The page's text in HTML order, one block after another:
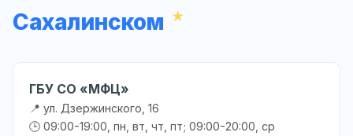
Сахалинском
ГБУ СО «МФЦ»
📍 ул. Дзержинского, 16
🕒 09:00-19:00, пн, вт, чт, пт; 09:00-20:00, ср